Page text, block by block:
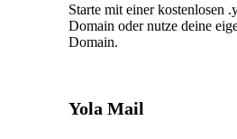
Starte mit einer kostenlosen
Domain oder nutze deine
Domain.
Yola Mail